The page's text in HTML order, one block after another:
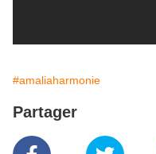
#amaliaharmonie
Partager